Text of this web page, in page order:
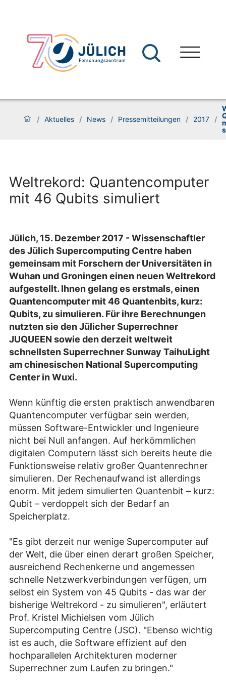
/ Aktuelles / News / Pressemitteilungen / 2017 /
Weltrekord: Quantencomputer
mit 46 Qubits simuliert
Jülich, 15. Dezember 2017 - Wissenschaftler
des Jülich Supercomputing Centre haben
gemeinsam mit Forschern der Universitäten in
Wuhan und Groningen einen neuen Weltrekord
aufgestellt. Ihnen gelang es erstmals, einen
Quantencomputer mit 46 Quantenbits, kurz:
Qubits, zu simulieren. Für ihre Berechnungen
nutzten sie den Jülicher Superrechner
JUQUEEN sowie den derzeit weltweit
schnellsten Superrechner Sunway TaihuLight
am chinesischen National Supercomputing
Center in Wuxi.
Wenn künftig die ersten praktisch anwendbaren
Quantencomputer verfügbar sein werden,
müssen Software-Entwickler und Ingenieure
nicht bei Null anfangen. Auf herkömmlichen
digitalen Computern lässt sich bereits heute die
Funktionsweise relativ großer Quantenrechner
simulieren. Der Rechenaufwand ist allerdings
enorm. Mit jedem simulierten Quantenbit – kurz:
Qubit – verdoppelt sich der Bedarf an
Speicherplatz.
"Es gibt derzeit nur wenige Supercomputer auf
der Welt, die über einen derart großen Speicher,
ausreichend Rechenkerne und angemessen
schnelle Netzwerkverbindungen verfügen, um
selbst ein System von 45 Qubits - das war der
bisherige Weltrekord - zu simulieren", erläutert
Prof. Kristel Michielsen vom Jülich
Supercomputing Centre (JSC). "Ebenso wichtig
ist es auch, die Software effizient auf den
hochparallelen Architekturen moderner
Superrechner zum Laufen zu bringen."